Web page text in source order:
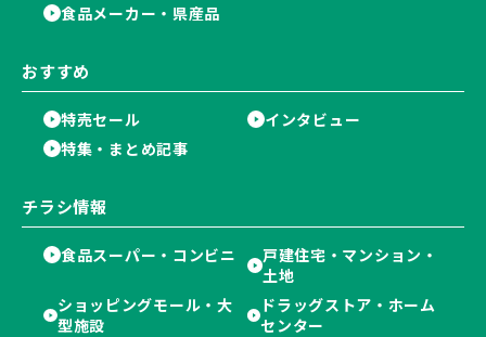
食品メーカー・県産品
おすすめ
特売セール
インタビュー
特集・まとめ記事
チラシ情報
食品スーパー・コンビニ
戸建住宅・マンション・
土地
ショッピングモール・大
型施設
ドラッグストア・ホーム
センター